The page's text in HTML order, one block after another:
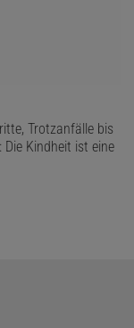
Trotzanfälle bis
Kindheit ist eine